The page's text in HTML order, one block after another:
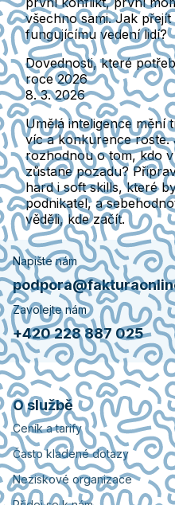
všechno sami. Jak
fungujícímu vedení lidí?
Dovednosti, které
roce 2026
8. 3. 2026
Umělá inteligence mění
víc a konkurence roste.
rozhodnou o tom, kdo
zůstane pozadu?
hard i soft skills, které
podnikatel, a
věděli, kde začít.
Napište nám
Zavolejte nám
+420 228 887 025
O službě
Ceník a tarify
Často kladené dotazy
Neziskové organizace